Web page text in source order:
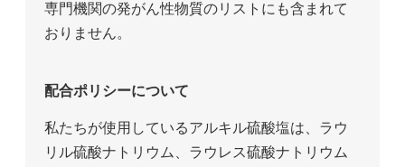
専門機関の発がん性物質のリストにも含まれて
おりません。
配合ポリシーについて
私たちが使用しているアルキル硫酸塩は、ラウ
リル硫酸ナトリウム、ラウレス硫酸ナトリウム